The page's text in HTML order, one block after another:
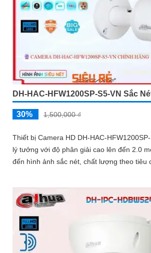
DH-HAC-HFW1200SP-S5-VN Sắc
30% 1,500,000 ₫
Thiết bị Camera HD DH-HAC-
lý tưởng với độ phân giải cao lên đến 2.0
đến hình ảnh sắc nét, chất lượng theo tiêu